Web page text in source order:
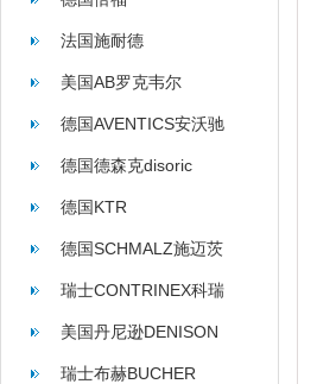
法国施耐德
美国AB罗克韦尔
德国AVENTICS安沃驰
德国德森克disoric
德国KTR
德国SCHMALZ施迈茨
瑞士CONTRINEX科瑞
美国丹尼逊DENISON
瑞士布赫BUCHER